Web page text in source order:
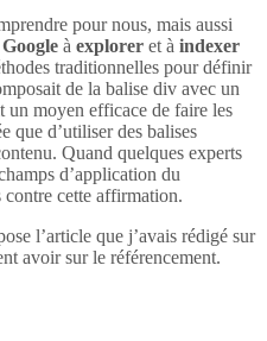
pour nous, mais aussi
à explorer et à indexer
traditionnelles pour définir
de la balise div avec un
moyen efficace de faire les
que d’utiliser des balises
Quand quelques experts
d’application du
contre cette affirmation.
l’article que j’avais rédigé sur
avoir sur le référencement.